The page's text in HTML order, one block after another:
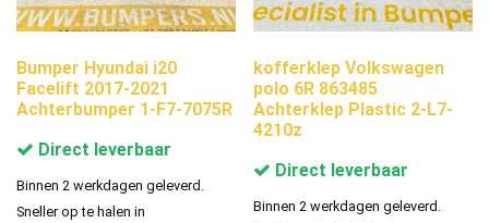
Bumper Hyundai i20
Facelift 2017-2021
Achterbumper 1-F7-7075R
Direct leverbaar
Binnen 2 werkdagen geleverd.
Sneller op te halen in
kofferklep Volkswagen
polo 6R 863485
Achterklep Plastic 2-L7-
4210z
Direct leverbaar
Binnen 2 werkdagen geleverd.